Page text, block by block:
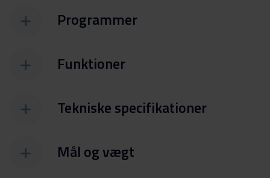
Programmer
Funktioner
Tekniske specifikationer
Mål og vægt